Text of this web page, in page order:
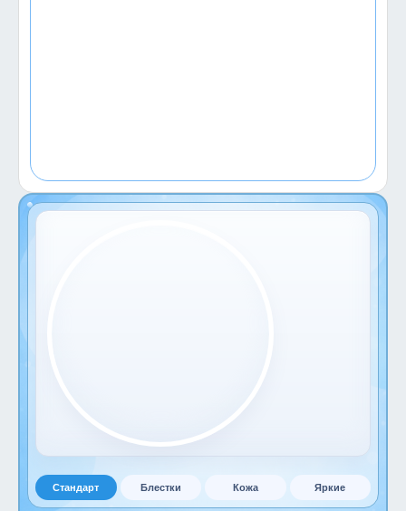
Стандарт Блестки Кожа Яркие